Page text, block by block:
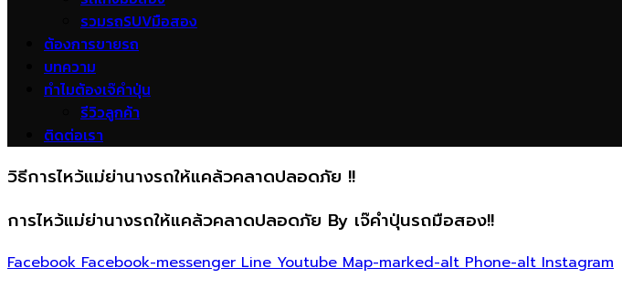
รวมรถSUVมือสอง
ต้องการขายรถ
บทความ
ทำไมต้องเจ๊คำปุ่น
รีวิวลูกค้า
ติดต่อเรา
วิธีการไหว้แม่ย่านางรถให้แคล้วคลาดปลอดภัย !!
การไหว้แม่ย่านางรถให้แคล้วคลาดปลอดภัย By เจ๊คำปุ่นรถมือสอง!!
Facebook Facebook-messenger Line Youtube Map-marked-alt Phone-alt Instagram